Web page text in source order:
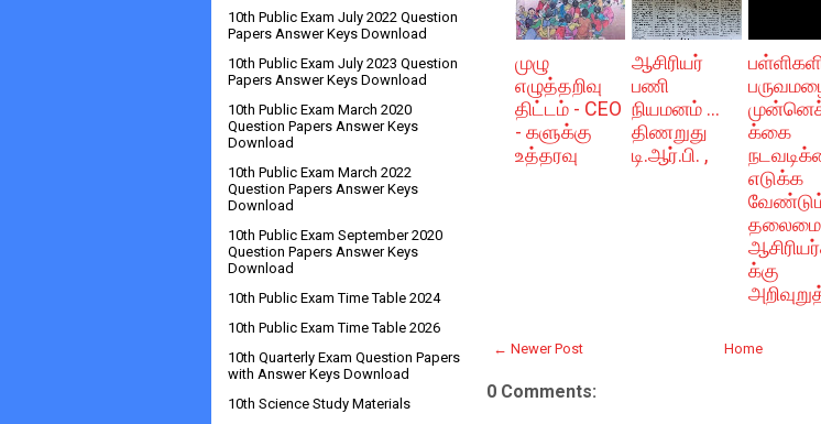
முழு
எழுத்தறிவு
திட்டம் - CEO
- களுக்கு
உத்தரவு
ஆசிரியர்
பணி
நியமனம் ...
திணறுது
டி.ஆர்.பி. ,
க்கை
எடுக்க
தலைமை
க்கு
← Newer Post Home
0 Comments:
10th Public Exam July 2022 Question
Papers Answer Keys Download
10th Public Exam July 2023 Question
Papers Answer Keys Download
10th Public Exam March 2020
Question Papers Answer Keys
Download
10th Public Exam March 2022
Question Papers Answer Keys
Download
10th Public Exam September 2020
Question Papers Answer Keys
Download
10th Public Exam Time Table 2024
10th Public Exam Time Table 2026
10th Quarterly Exam Question Papers
with Answer Keys Download
10th Science Study Materials